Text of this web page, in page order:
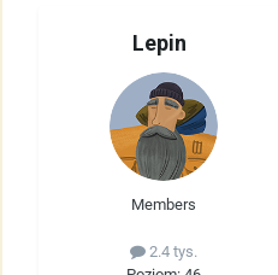
Lepin
Members
2.4 tys.